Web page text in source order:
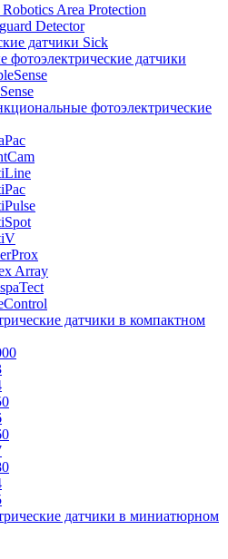
Robotics Area Protection
Detector
датчики Sick
фотоэлектрические датчики
фотоэлектрические
Array
датчики в компактном
датчики в миниатюрном